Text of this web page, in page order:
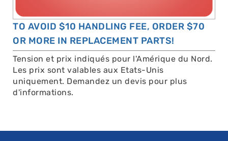
TO AVOID $10 HANDLING FEE, ORDER $70
OR MORE IN REPLACEMENT PARTS!
Tension et prix indiqués pour l'Amérique du Nord.
Les prix sont valables aux Etats-Unis
uniquement. Demandez un devis pour plus
d'informations.